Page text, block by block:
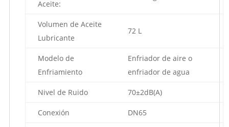
Aceite:
Volumen de Aceite
Lubricante
72 L
Modelo de
Enfriamiento
Enfriador de aire o
enfriador de agua
Nivel de Ruido 70±2dB(A)
Conexión DN65